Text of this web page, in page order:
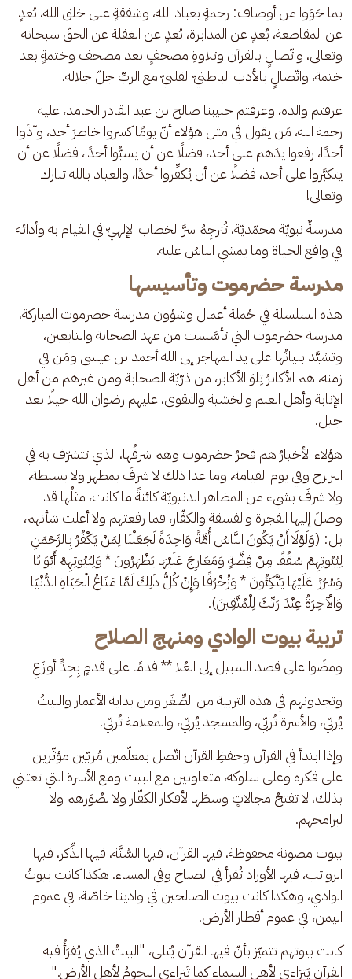
بما حَوَوا من أوصاف: رحمةٍ بعباد الله، وشفقةٍ على خلق الله، بُعدٍ
عن المقاطعة، بُعدٍ عن المدابرة، بُعدٍ عن الغفلة عن الحقّ سبحانه
وتعالى، واتّصالٍ بالقرآن وتلاوةِ مصحفٍ بعد مصحف وختمةٍ بعد
ختمة، واتّصالٍ بالأدب الباطنيّ القلبيّ مع الربِّ جلّ جلاله.
عرفتم والده، وعرفتم حبيبنا صالح بن عبد القادر الحامد، عليه
رحمة الله، مَن يقول في مثل هؤلاء أنّ يومًا كسروا خاطرَ أحد، وآذَوا
أحدًا، رفعوا يدَهم على أحد، فضلًا عن أن يسبُّوا أحدًا، فضلًا عن أن
يتكبَّروا على أحد، فضلًا عن أن يُكفِّروا أحدًا، والعياذ بالله تبارك
وتعالى!
مدرسةٌ نبويّة محمّديّة، تُترجِمُ سرَّ الخطاب الإلهيّ في القيام به وأدائه
في واقع الحياة وما يمشي الناسُ عليه.
مدرسة حضرموت وتأسيسها
هذه السلسلة في جُملة أعمال وشؤون مدرسة حضرموت المباركة،
مدرسة حضرموت التي تأسَّست من عهد الصحابة والتابعين،
وتشيَّد بنيانُها على يد المهاجر إلى الله أحمد بن عيسى ومَن في
زمنه، هم الأكابرُ تِلوَ الأكابر، من ذرّيّة الصحابة ومن غيرهم من أهل
الإنابة وأهل العلم والخشية والتقوى، عليهم رضوان الله جيلًا بعد
جيل.
هؤلاء الأخيارُ هم فخرُ حضرموت وهم شرفُها، الذي تتشرّف به في
البرازخ وفي يوم القيامة، وما عدا ذلك لا شرفَ بمظهر ولا بسلطة،
ولا شرفَ بشيء من المظاهر الدنيويّة كائنةً ما كانت، مثلُها قد
وصلَ إليها الفجرة والفسقة والكفّار، فما رفعتهم ولا أعلت شأنهم،
بل: (وَلَوْلَا أَنْ يَكُونَ النَّاسُ أُمَّةً وَاحِدَةً لَجَعَلْنَا لِمَنْ يَكْفُرُ بِالرَّحْمَنِ
لِبُيُوتِهِمْ سُقُفًا مِنْ فِضَّةٍ وَمَعَارِجَ عَلَيْهَا يَظْهَرُونَ * وَلِبُيُوتِهِمْ أَبْوَابًا
وَسُرُرًا عَلَيْهَا يَتَّكِئُونَ * وَزُخْرُفًا وَإِنْ كُلُّ ذَلِكَ لَمَّا مَتَاعُ الْحَيَاةِ الدُّنْيَا
وَالْآخِرَةُ عِنْدَ رَبِّكَ لِلْمُتَّقِينَ).
تربية بيوت الوادي ومنهج الصلاح
ومضَوا على قصد السبيل إلى العُلا ** قدمًا على قدمٍ بِجِدٍّ أوزَعِ
وتجدونهم في هذه التربية من الصِّغَر ومن بداية الأعمار والبيتُ
يُربّي، والأسرة تُربّي، والمسجد يُربّي، والمعلامة تُربّي.
وإذا ابتدأ في القرآن وحفظِ القرآن اتّصل بمعلّمين مُربّين مؤثّرين
على فكره وعلى سلوكه، متعاونين مع البيت ومع الأسرة التي تعتني
بذلك، لا تفتحُ مجالاتٍ وسطَها لأفكار الكفّار ولا لصُوَرهم ولا
لبرامجهم.
بيوت مصونة محفوظة، فيها القرآن، فيها السُّنَّة، فيها الذِّكر، فيها
الرواتب، فيها الأوراد تُقرأ في الصباح وفي المساء. هكذا كانت بيوتُ
الوادي، وهكذا كانت بيوت الصالحين في وادينا خاصّة، في عموم
اليمن، في عموم أقطار الأرض.
كانت بيوتهم تتميّز بأنّ فيها القرآن يُتلى، "البيتُ الذي يُقرَأُ فيه
القرآن يَترَاءى لأهل السماء كما تَتراءى النجومُ لأهل الأرض."